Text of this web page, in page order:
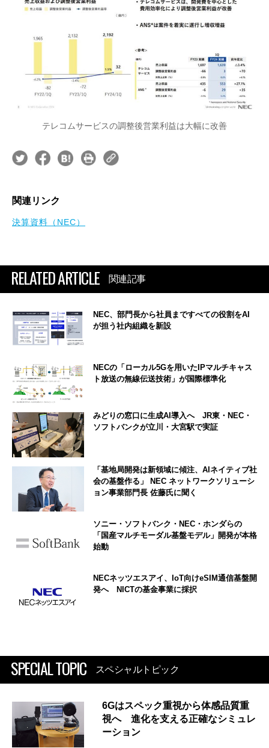
テレコムサービスの調整後営業利益は大幅に改善
関連リンク
決算資料（NEC）
RELATED ARTICLE 関連記事
NEC、部門長から社員まですべての役割をAI
が担う社内組織を新設
NECの「ローカル5Gを用いたIPマルチキャス
ト放送の無線伝送技術」が国際標準化
みどりの窓口に生成AI導入へ JR東・NEC・
ソフトバンクが立川・大宮駅で実証
「基地局開発は新領域に傾注、AIネイティブ社
会の基盤作る」 NEC ネットワークソリューシ
ョン事業部門長 佐藤氏に聞く
ソニー・ソフトバンク・NEC・ホンダらの
「国産マルチモーダル基盤モデル」開発が本格
始動
NECネッツエスアイ、IoT向けeSIM通信基盤開
発へ NICTの基金事業に採択
SPECIAL TOPIC スペシャルトピック
6Gはスペック重視から体感品質重
視へ 進化を支える正確なシミュレ
ーション